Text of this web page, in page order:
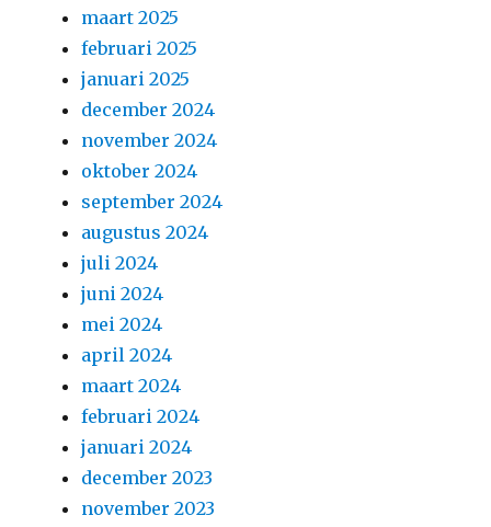
maart 2025
februari 2025
januari 2025
december 2024
november 2024
oktober 2024
september 2024
augustus 2024
juli 2024
juni 2024
mei 2024
april 2024
maart 2024
februari 2024
januari 2024
december 2023
november 2023